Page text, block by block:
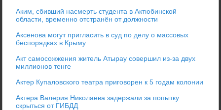
Аким, сбивший насмерть студента в Актюбинской
области, временно отстранён от должности
Аксенова могут пригласить в суд по делу о массовых
беспорядках в Крыму
Акт самосожжения житель Атырау совершил из-за двух
миллионов тенге
Актер Купаловского театра приговорен к 5 годам колонии
Актера Валерия Николаева задержали за попытку
скрыться от ГИБДД